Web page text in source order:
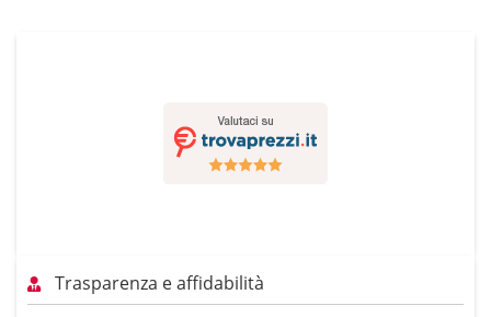
Trasparenza e affidabilità